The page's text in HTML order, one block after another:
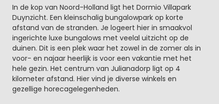
Beschrijving
In de kop van Noord-Holland ligt het Dormio Villapark
Duynzicht. Een kleinschalig bungalowpark op korte
afstand van de stranden. Je logeert hier in smaakvol
ingerichte luxe bungalows met veelal uitzicht op de
duinen. Dit is een plek waar het zowel in de zomer als in
voor- en najaar heerlijk is voor een vakantie met het
hele gezin. Het centrum van Julianadorp ligt op 4
kilometer afstand. Hier vind je diverse winkels en
gezellige horecagelegenheden.